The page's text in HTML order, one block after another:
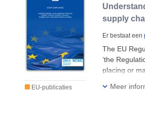
EU-publicaties
supply
Er bestaat een
The EU
‘the
placing or
Meer